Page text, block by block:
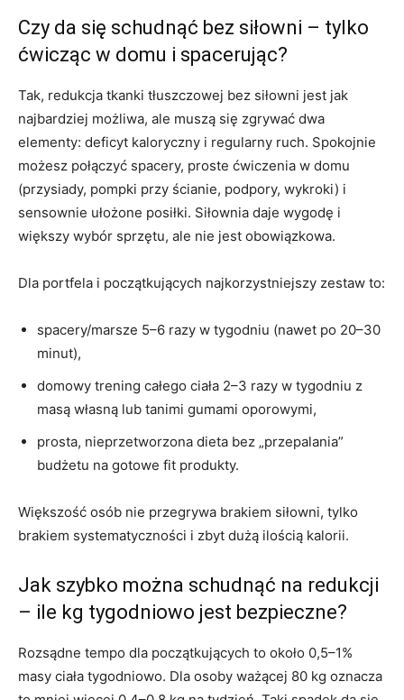
Czy da się schudnąć bez siłowni – tylko
ćwicząc w domu i spacerując?
Tak, redukcja tkanki tłuszczowej bez siłowni jest jak
najbardziej możliwa, ale muszą się zgrywać dwa
elementy: deficyt kaloryczny i regularny ruch. Spokojnie
możesz połączyć spacery, proste ćwiczenia w domu
(przysiady, pompki przy ścianie, podpory, wykroki) i
sensownie ułożone posiłki. Siłownia daje wygodę i
większy wybór sprzętu, ale nie jest obowiązkowa.
Dla portfela i początkujących najkorzystniejszy zestaw to:
spacery/marsze 5–6 razy w tygodniu (nawet po 20–30
minut),
domowy trening całego ciała 2–3 razy w tygodniu z
masą własną lub tanimi gumami oporowymi,
prosta, nieprzetworzona dieta bez „przepalania”
budżetu na gotowe fit produkty.
Większość osób nie przegrywa brakiem siłowni, tylko
brakiem systematyczności i zbyt dużą ilością kalorii.
Jak szybko można schudnąć na redukcji
– ile kg tygodniowo jest bezpieczne?
Rozsądne tempo dla początkujących to około 0,5–1%
masy ciała tygodniowo. Dla osoby ważącej 80 kg oznacza